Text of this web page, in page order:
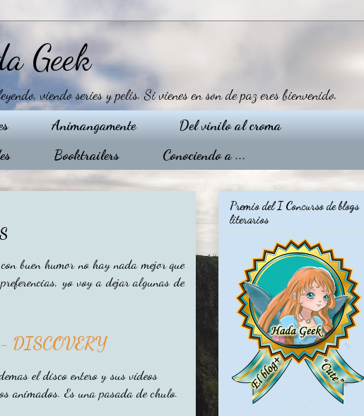
Geek
viendo series y pelis. Si vienes en son de paz eres bienvenido.
Animangamente
Del vinilo al croma
Booktrailers Conociendo a ...
buen humor no hay nada mejor que
yo voy a dejar algunas de
DISCOVERY
el disco entero y sus vídeos
animados. Es una pasada de chulo.
Premio del I Concurso de blogs
literarios